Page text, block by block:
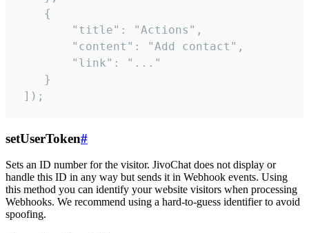
    {
        "title": "Actions",
        "content": "Add contact",
        "link": "..."
    }
]);
setUserToken#
Sets an ID number for the visitor. JivoChat does not display or
handle this ID in any way but sends it in Webhook events. Using
this method you can identify your website visitors when processing
Webhooks. We recommend using a hard-to-guess identifier to avoid
spoofing.